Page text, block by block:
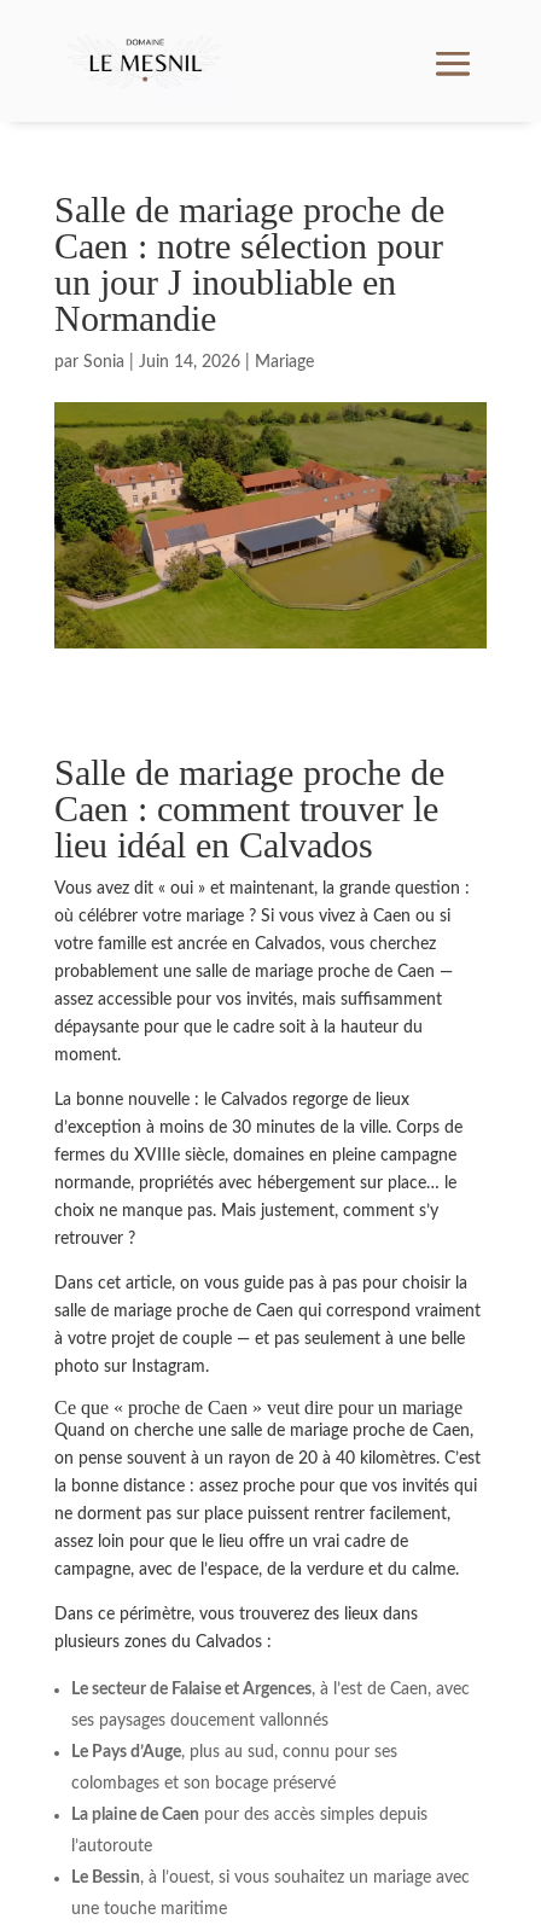
Salle de mariage proche de
Caen : notre sélection pour
un jour J inoubliable en
Normandie
par Sonia Juin 14, 2026| Mariage
Salle de mariage proche de
Caen : comment trouver le
lieu idéal en Calvados
Vous avez dit « oui » et maintenant, la grande question :
où célébrer votre mariage ? Si vous vivez à Caen ou si
votre famille est ancrée en Calvados, vous cherchez
probablement une salle de mariage proche de Caen —
assez accessible pour vos invités, mais suffisamment
dépaysante pour que le cadre soit à la hauteur du
moment.
La bonne nouvelle : le Calvados regorge de lieux
d’exception à moins de 30 minutes de la ville. Corps de
fermes du XVIIIe siècle, domaines en pleine campagne
normande, propriétés avec hébergement sur place… le
choix ne manque pas. Mais justement, comment s’y
retrouver ?
Dans cet article, on vous guide pas à pas pour choisir la
salle de mariage proche de Caen qui correspond vraiment
à votre projet de couple — et pas seulement à une belle
photo sur Instagram.
Ce que « proche de Caen » veut dire pour un mariage
Quand on cherche une salle de mariage proche de Caen,
on pense souvent à un rayon de 20 à 40 kilomètres. C’est
la bonne distance : assez proche pour que vos invités qui
ne dorment pas sur place puissent rentrer facilement,
assez loin pour que le lieu offre un vrai cadre de
campagne, avec de l’espace, de la verdure et du calme.
Dans ce périmètre, vous trouverez des lieux dans
plusieurs zones du Calvados :
Le secteur de Falaise et Argences, à l’est de Caen, avec
ses paysages doucement vallonnés
Le Pays d’Auge, plus au sud, connu pour ses
colombages et son bocage préservé
La plaine de Caen pour des accès simples depuis
l’autoroute
Le Bessin, à l’ouest, si vous souhaitez un mariage avec
une touche maritime